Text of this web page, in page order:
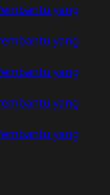
yang
yang
yang
yang
yang